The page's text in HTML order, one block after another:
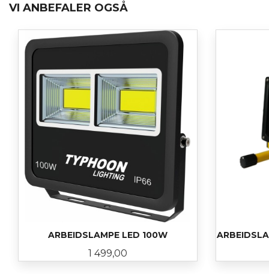
VI ANBEFALER OGSÅ
ARBEIDSLAMPE LED 100W
Pris
1 499,00